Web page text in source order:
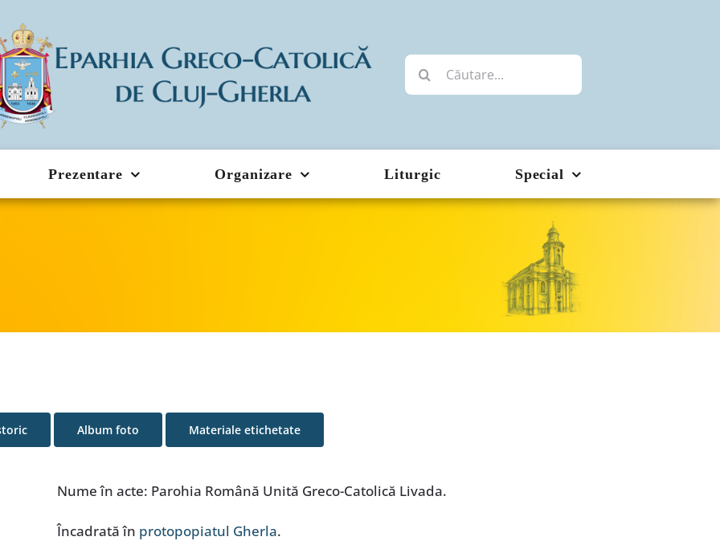
Cautare...
Prezentare Organizare Liturgic Special
Album foto Materiale etichetate
Nume în acte: Parohia Română Unită Greco-Catolică Livada.
Încadrată în protopopiatul Gherla.